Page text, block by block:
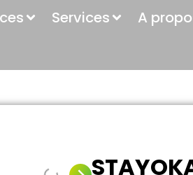
Services
A